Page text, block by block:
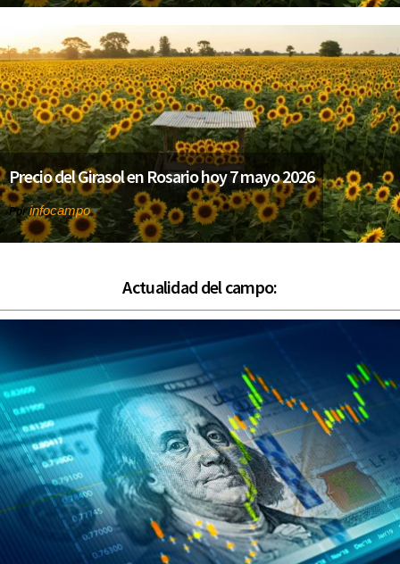
Precio del Girasol en Rosario hoy 7 mayo 2026
Porinfocampo
Actualidad del campo: